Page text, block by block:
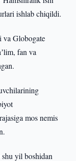
ishlab chiqildi.
va Globogate
fan va
mos nemis
yil boshidan